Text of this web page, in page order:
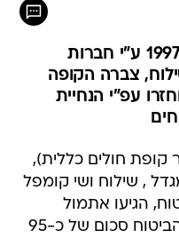
בתוכנית שהופעלה עד שנת 1997 ע"י חברות
צברה הקופה
50% מהם יוחזרו עפ"י הנחיית
קופת חולים כללית),
, שילוח ושי קומפל
הגיעו אתמול
להסכמה לפיה יחזירו חברות הביטוח סכום של כ-95